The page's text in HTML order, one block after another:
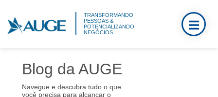
TRANSFORMANDO
PESSOAS &
POTENCIALIZANDO
NEGÓCIOS
Blog da AUGE
Navegue e descubra tudo o que
você precisa para alcançar o